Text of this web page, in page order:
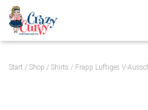
Start / Shop / Shirts / Frapp Luftiges V-